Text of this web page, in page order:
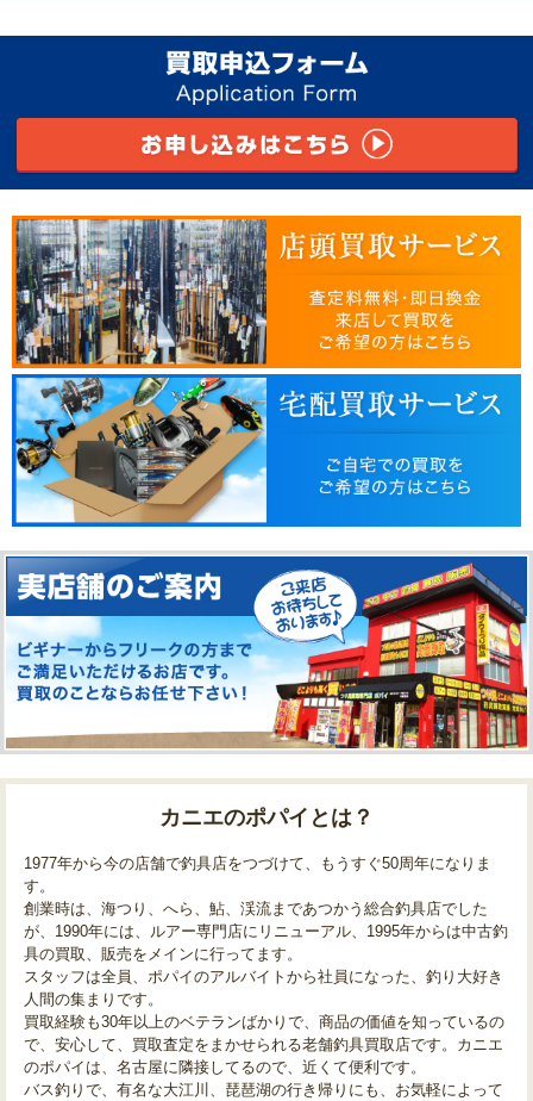
カニエのポパイとは？
1977年から今の店舗で釣具店をつづけて、もうすぐ50周年になりま
す。
創業時は、海つり、へら、鮎、渓流まであつかう総合釣具店でした
が、1990年には、ルアー専門店にリニューアル、1995年からは中古釣
具の買取、販売をメインに行ってます。
スタッフは全員、ポパイのアルバイトから社員になった、釣り大好き
人間の集まりです。
買取経験も30年以上のベテランばかりで、商品の価値を知っているの
で、安心して、買取査定をまかせられる老舗釣具買取店です。カニエ
のポパイは、名古屋に隣接してるので、近くて便利です。
バス釣りで、有名な大江川、琵琶湖の行き帰りにも、お気軽によって